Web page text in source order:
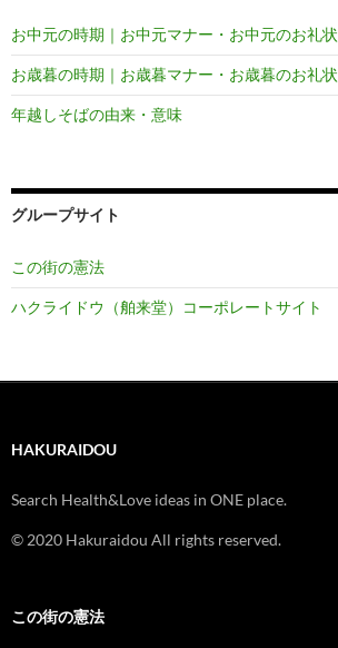
お中元の時期｜お中元マナー・お中元のお礼状
お歳暮の時期｜お歳暮マナー・お歳暮のお礼状
年越しそばの由来・意味
グループサイト
この街の憲法
ハクライドウ（舶来堂）コーポレートサイト
HAKURAIDOU
Search Health&Love ideas in ONE place.
© 2020 Hakuraidou All rights reserved.
この街の憲法